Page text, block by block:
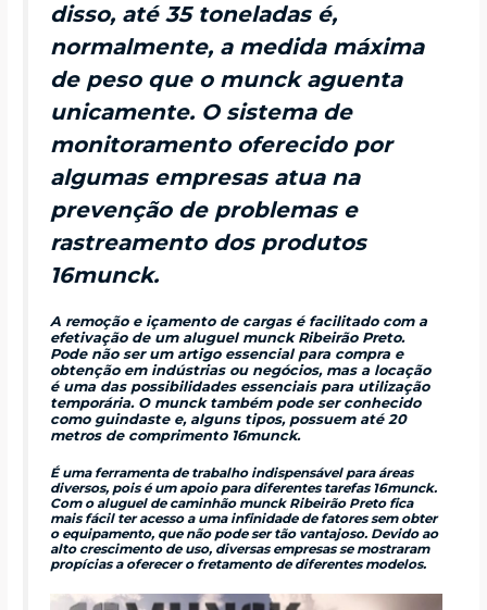
disso, até 35 toneladas é,
normalmente, a medida máxima
de peso que o munck aguenta
unicamente. O sistema de
monitoramento oferecido por
algumas empresas atua na
prevenção de problemas e
rastreamento dos produtos
16munck.
A remoção e içamento de cargas é facilitado com a
efetivação de um aluguel munck Ribeirão Preto.
Pode não ser um artigo essencial para compra e
obtenção em indústrias ou negócios, mas a locação
é uma das possibilidades essenciais para utilização
temporária. O munck também pode ser conhecido
como guindaste e, alguns tipos, possuem até 20
metros de comprimento 16munck.
É uma ferramenta de trabalho indispensável para áreas
diversos, pois é um apoio para diferentes tarefas 16munck.
Com o aluguel de caminhão munck Ribeirão Preto fica
mais fácil ter acesso a uma infinidade de fatores sem obter
o equipamento, que não pode ser tão vantajoso. Devido ao
alto crescimento de uso, diversas empresas se mostraram
propícias a oferecer o fretamento de diferentes modelos.